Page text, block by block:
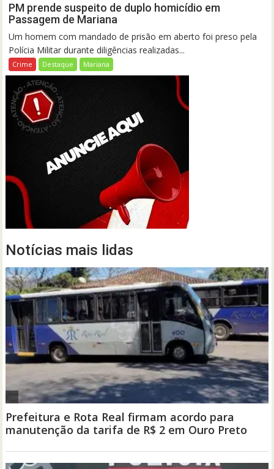
PM prende suspeito de duplo homicídio em
Passagem de Mariana
Um homem com mandado de prisão em aberto foi preso pela
Polícia Militar durante diligências realizadas...
Crime Destaque Mariana
Notícias mais lidas